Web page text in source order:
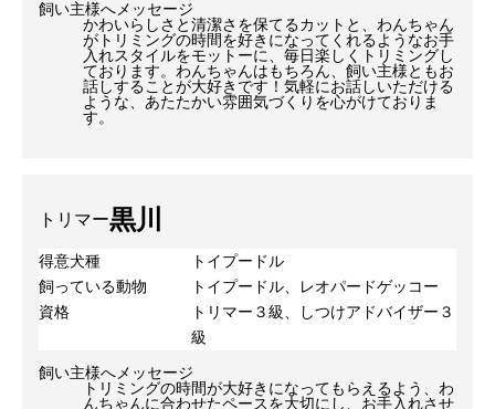
飼い主様へメッセージ
かわいらしさと清潔さを保てるカットと、わんちゃん
がトリミングの時間を好きになってくれるようなお手
入れスタイルをモットーに、毎日楽しくトリミングし
ております。わんちゃんはもちろん、飼い主様ともお
話しすることが大好きです！気軽にお話しいただける
ような、あたたかい雰囲気づくりを心がけておりま
す。
トリマー黒川
得意犬種
トイプードル
飼っている動物
トイプードル、レオパードゲッコー
資格
トリマー３級、しつけアドバイザー３
級
飼い主様へメッセージ
トリミングの時間が大好きになってもらえるよう、わ
んちゃんに合わせたペースを大切にし、お手入れさせ